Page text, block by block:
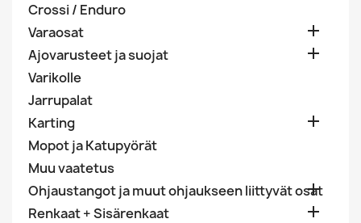
Crossi / Enduro
Varaosat

Ajovarusteet ja suojat 
Varikolle
Jarrupalat
Karting

Mopot ja Katupyörät
Muu vaatetus
Ohjaustangot ja muut ohjaukseen liittyvät osat

Renkaat + Sisärenkaat 